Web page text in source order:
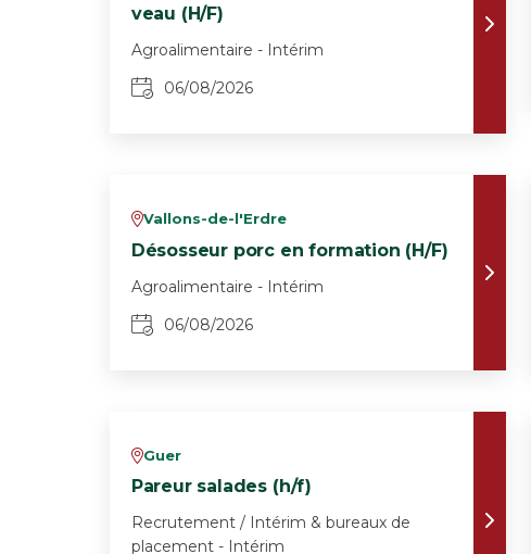
veau (H/F)
Agroalimentaire - Intérim
06/08/2026
vVallons-de-l'Erdre
Désosseur porc en formation (H/F)
Agroalimentaire - Intérim
06/08/2026
vGuer
Pareur salades (h/f)
Recrutement / Intérim & bureaux de
placement - Intérim